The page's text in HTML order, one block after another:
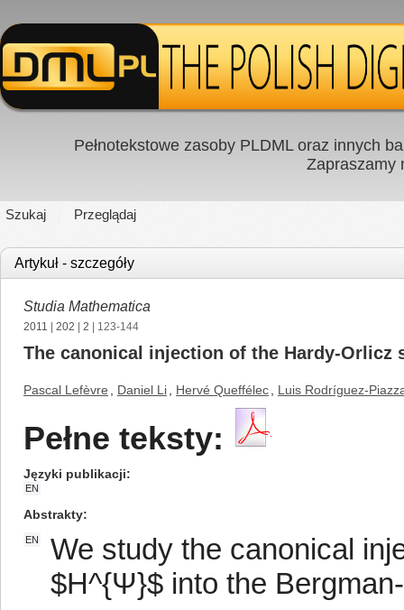
Pełnotekstowe zasoby PLDML oraz innych
Zapraszamy
Szukaj Przeglądaj
Artykuł - szczegóły
Studia Mathematica
2011 202 2 | 123-144
The canonical injection of the Hardy-
Pascal Lefèvre Daniel Li Hervé Queffélec Luis Rodríguez-
Pełne teksty:
Języki publikacji
EN
Abstrakty
EN
We study the canonical
$H^{Ψ}$ into the